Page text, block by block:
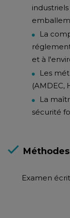
La
et à
Les
(AMDEC,
La
sécurité
Examen